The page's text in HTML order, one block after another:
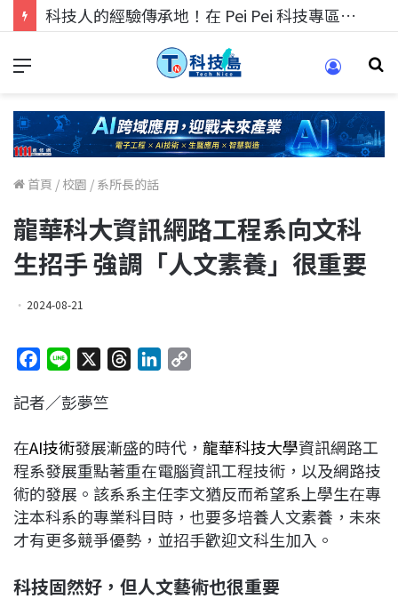
科技人的經驗傳承地！在 Pei Pei 科技專區，與學弟妹交流最硬核的技術
首頁 / 校園 / 系所長的話
龍華科大資訊網路工程系向文科
生招手 強調「人文素養」很重要
2024-08-21
c
b
o
o
k
n
a
d
s
e
d
I
n
L
i
n
k
記者／彭夢竺
在AI技術發展漸盛的時代， 龍華科技大學資訊網路工
程系發展重點著重在電腦資訊工程技術，以及網路技
術的發展。該系系主任李文猶反而希望系上學生在專
注本科系的專業科目時，也要多培養人文素養，未來
才有更多競爭優勢，並招手歡迎文科生加入。
科技固然好，但人文藝術也很重要